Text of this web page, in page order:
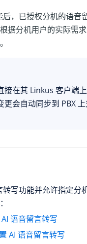
，已授权分机的语音
据分机用户的实际需
接在其 Linkus 客户端
更会自动同步到 PBX
写功能并允许指定分
语音留言转写
AI 语音留言转写